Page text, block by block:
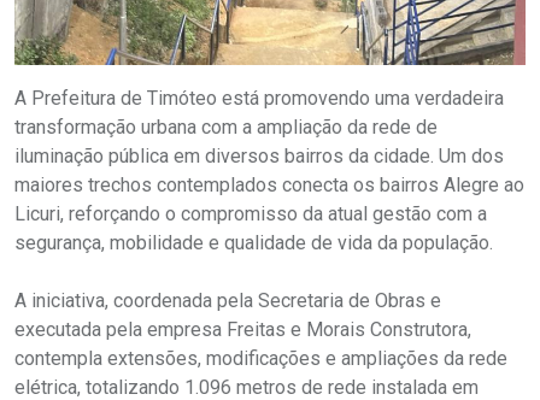
A Prefeitura de Timóteo está promovendo uma verdadeira
transformação urbana com a ampliação da rede de
iluminação pública em diversos bairros da cidade. Um dos
maiores trechos contemplados conecta os bairros Alegre ao
Licuri, reforçando o compromisso da atual gestão com a
segurança, mobilidade e qualidade de vida da população.
A iniciativa, coordenada pela Secretaria de Obras e
executada pela empresa Freitas e Morais Construtora,
contempla extensões, modificações e ampliações da rede
elétrica, totalizando 1.096 metros de rede instalada em